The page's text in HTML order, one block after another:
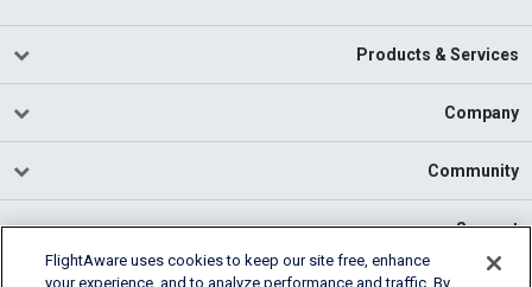
Products & Services
Company
Community
Support
FlightAware uses cookies to keep our site free, enhance
your experience, and to analyze performance and traffic. By